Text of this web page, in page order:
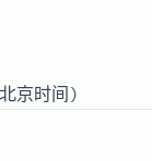
京时间)